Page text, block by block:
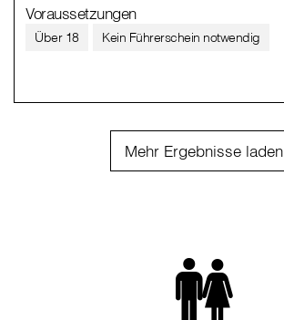
Voraussetzungen
Über 18 Kein Führerschein notwendig
Mehr Ergebnisse laden